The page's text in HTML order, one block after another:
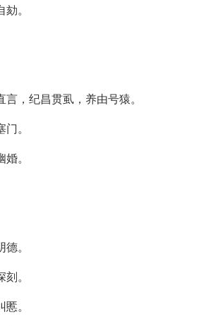
。
，纪昌贯虱，养由号猿。
。
。
。
。
。